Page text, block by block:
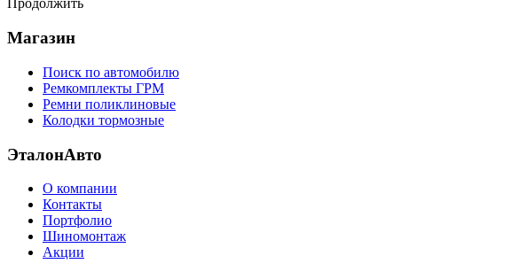
Продолжить
Магазин
Поиск по автомобилю
Ремкомплекты ГРМ
Ремни поликлиновые
Колодки тормозные
ЭталонАвто
О компании
Контакты
Портфолио
Шиномонтаж
Акции